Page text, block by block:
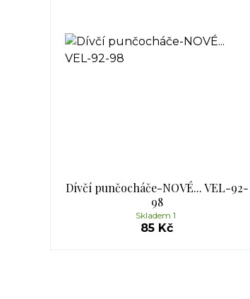
Dívčí punčocháče-NOVÉ... VEL-92-
98
85 Kč
Skladem 1